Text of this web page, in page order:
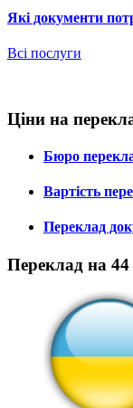
Які документи
Всі послуги
Ціни на
Бюро
Вартість
Переклад
Переклад на 44